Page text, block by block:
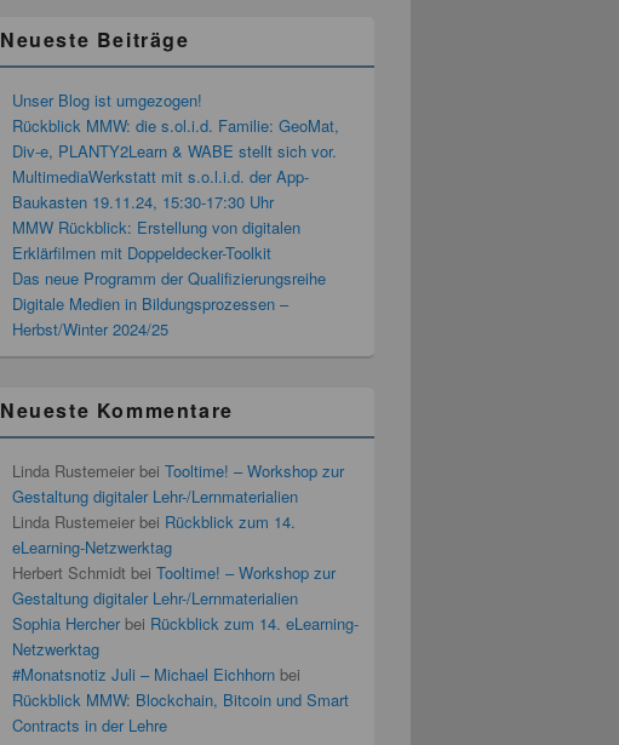
Neueste Beiträge
Unser Blog ist umgezogen!
Rückblick MMW: die s.ol.i.d. Familie: GeoMat,
Div-e, PLANTY2Learn & WABE stellt sich vor.
MultimediaWerkstatt mit s.o.l.i.d. der App-
Baukasten 19.11.24, 15:30-17:30 Uhr
MMW Rückblick: Erstellung von digitalen
Erklärfilmen mit Doppeldecker-Toolkit
Das neue Programm der Qualifizierungsreihe
Digitale Medien in Bildungsprozessen –
Herbst/Winter 2024/25
Neueste Kommentare
Linda Rustemeier bei Tooltime! – Workshop zur
Gestaltung digitaler Lehr-/Lernmaterialien
Linda Rustemeier bei Rückblick zum 14.
eLearning-Netzwerktag
Herbert Schmidt bei Tooltime! – Workshop zur
Gestaltung digitaler Lehr-/Lernmaterialien
Sophia Hercher bei Rückblick zum 14. eLearning-
Netzwerktag
#Monatsnotiz Juli – Michael Eichhorn bei
Rückblick MMW: Blockchain, Bitcoin und Smart
Contracts in der Lehre